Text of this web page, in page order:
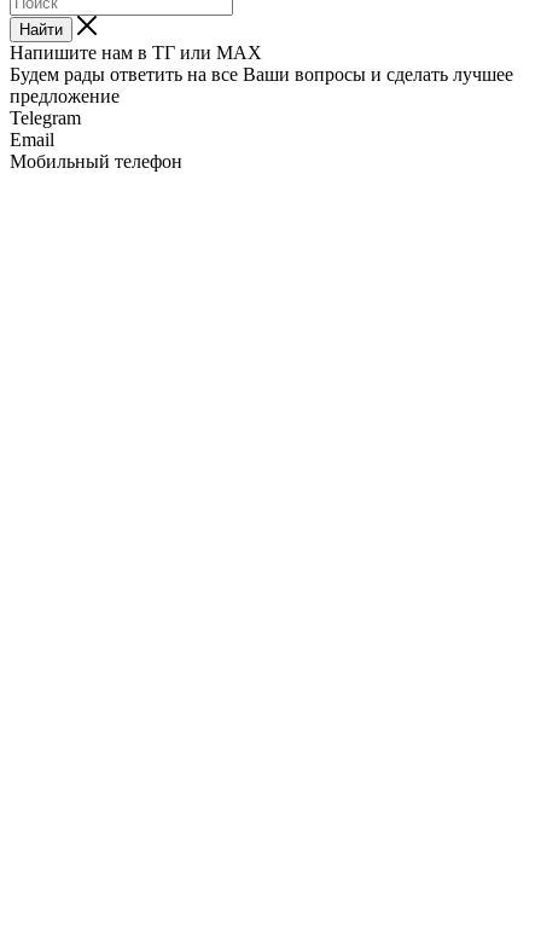
Найти
Напишите нам в ТГ или MAX
Будем рады ответить на все Ваши вопросы и сделать лучшее
предложение
Telegram
Email
Мобильный телефон